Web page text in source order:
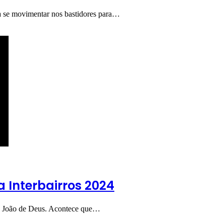
se movimentar nos bastidores para…
Interbairros 2024
João de Deus. Acontece que…